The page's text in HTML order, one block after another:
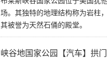
场。其独特的地理结构称为岩柱
其被誉为天然石俑的殿堂。
峡谷地国家公园【汽车】拱